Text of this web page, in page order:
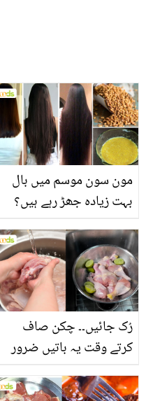
مون سون موسم میں بال
بہت زیادہ جھڑ رہے ہیں؟
جانیں بالوں کو مضبوط
بنانے کے چند قدرتی طریقے
رُک جائیں۔۔ چکن صاف
کرتے وقت یہ باتیں ضرور
یاد رکھیں